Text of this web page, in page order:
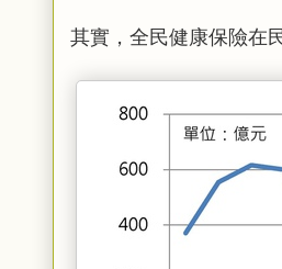
其實，全民健康保險在